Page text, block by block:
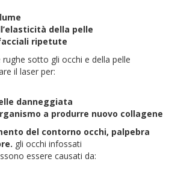
della pelle
ripetute
rughe sotto gli occhi e della pelle
il laser per:
danneggiata
a produrre nuovo collagene
del contorno occhi, palpebra
gli occhi infossati
essere causati da: